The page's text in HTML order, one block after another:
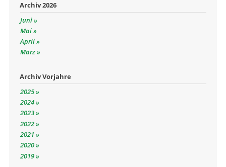
Archiv 2026
Juni
Mai
April
März
Archiv Vorjahre
2025
2024
2023
2022
2021
2020
2019